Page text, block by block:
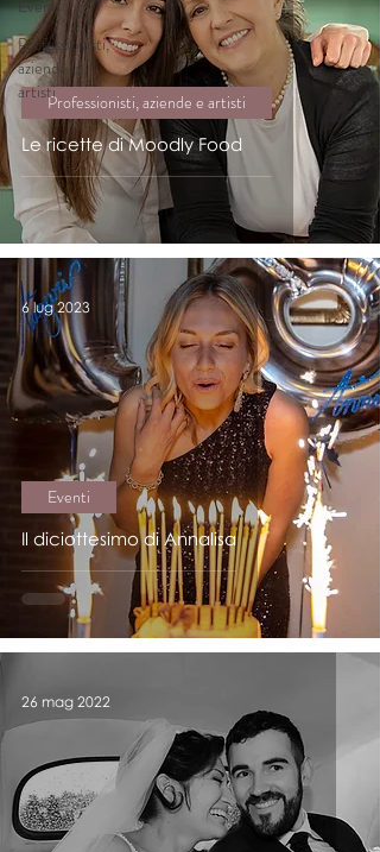
Eventi
Professionisti,
aziende e
artisti
Le ricette di Moodly Food
Professionisti, aziende e artisti
Il diciottesimo di Annalisa
Eventi
6 lug 2023
26 mag 2022